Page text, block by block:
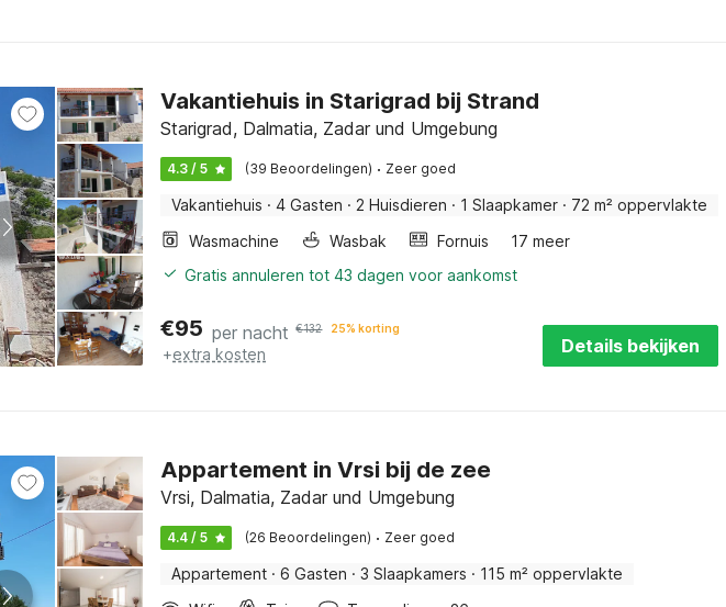
Vakantiehuis in Starigrad bij Strand
Starigrad, Dalmatia, Zadar und Umgebung
4.3 / 5 (39 Beoordelingen) · Zeer goed
Vakantiehuis · 4 Gasten · 2 Huisdieren · 1 Slaapkamer · 72 m² oppervlakte
Wasmachine
Wasbak Fornuis
17 meer
Gratis annuleren tot 43 dagen voor aankomst
€95 per nacht €132 25% korting
+extra kosten Details bekijken
Appartement in Vrsi bij de zee
Vrsi, Dalmatia, Zadar und Umgebung
4.4 / 5 (26 Beoordelingen) · Zeer goed
Appartement · 6 Gasten · 3 Slaapkamers · 115 m² oppervlakte